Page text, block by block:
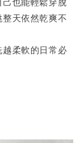
也能輕鬆穿脫
天依然乾爽不
柔軟的日常必